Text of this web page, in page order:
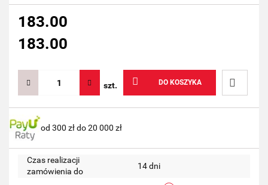
183.00
183.00
szt. DO KOSZYKA
Do
od 300 zł do 20 000 zł
Czas realizacji
zamówienia do
14 dni